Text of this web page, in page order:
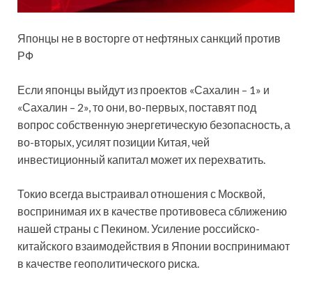
Японцы не в восторге от нефтяных санкций против
РФ
Если японцы выйдут из проектов «Сахалин – 1» и
«Сахалин – 2», то они, во-первых, поставят под
вопрос собственную энергетическую безопасность, а
во-вторых, усилят позиции Китая, чей
инвестиционный капитал может их перехватить.
Токио всегда выстраивал отношения с Москвой,
воспринимая их в качестве противовеса сближению
нашей страны с Пекином. Усиление российско-
китайского взаимодействия в Японии воспринимают
в качестве геополитического риска.